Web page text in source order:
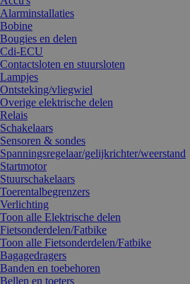
Alarminstallaties
Bobine
Bougies en delen
Cdi-ECU
Contactsloten en stuursloten
Lampjes
Ontsteking/vliegwiel
Overige elektrische delen
Relais
Schakelaars
Sensoren & sondes
Spanningsregelaar/gelijkrichter/weerstand
Startmotor
Stuurschakelaars
Toerentalbegrenzers
Verlichting
Toon alle Elektrische delen
Fietsonderdelen/Fatbike
Toon alle Fietsonderdelen/Fatbike
Bagagedragers
Banden en toebehoren
Bellen en toeters